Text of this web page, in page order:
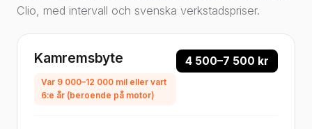
Clio, med intervall och svenska verkstadspriser.
Kamremsbyte
Var 9 000–12 000 mil eller vart
6:e år (beroende på motor)
4 500–7 500 kr